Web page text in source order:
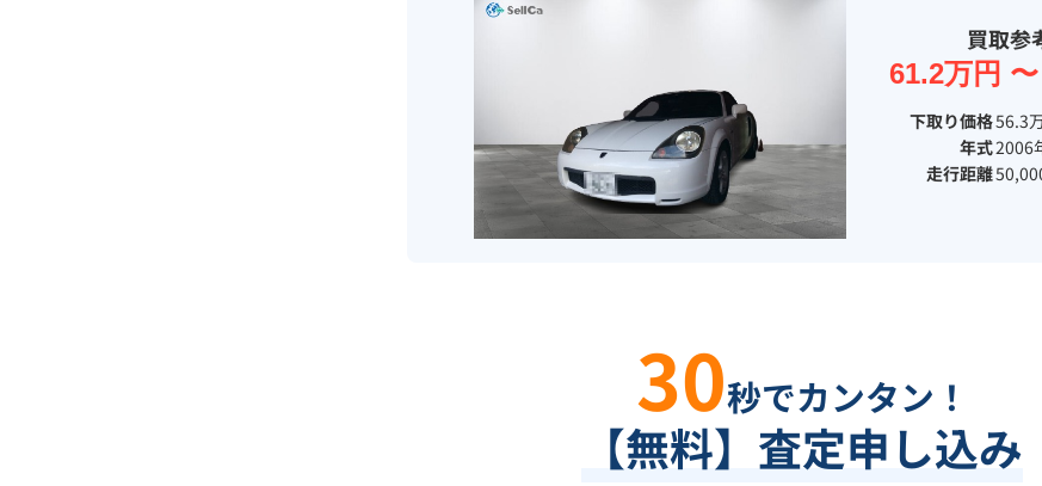
買取参
61.2万円
下取り価格56.3
年式2006
走行距離
30秒でカンタン！
【無料】査定申し込み